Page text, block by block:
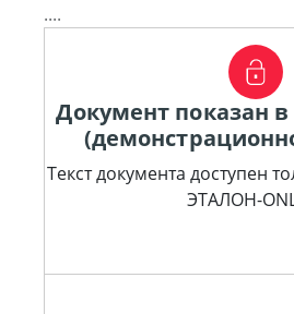
....
Документ показан
Текст документа доступен
ЭТАЛОН-